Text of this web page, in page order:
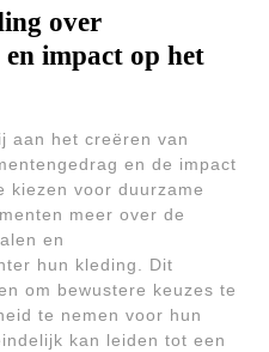
over
impact op het
aan het creëren van
en de impact
kiezen voor duurzame
meer over de
en
hun kleding. Dit
om bewustere keuzes te
te nemen voor hun
kan leiden tot een